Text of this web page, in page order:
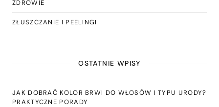
ZDROWIE
ZŁUSZCZANIE I PEELINGI
OSTATNIE WPISY
JAK DOBRAĆ KOLOR BRWI DO WŁOSÓW I TYPU URODY?
PRAKTYCZNE PORADY